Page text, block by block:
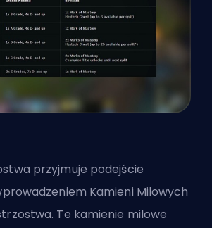
przyjmuje podejście
Kamieni Milowych
Te kamienie milowe